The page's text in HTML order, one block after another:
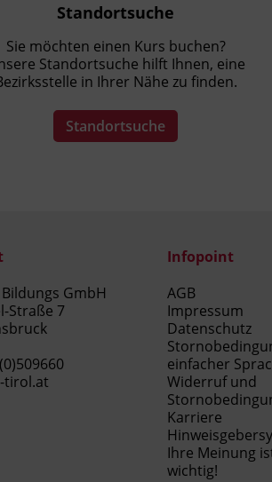
Standortsuche
Sie möchten einen Kurs buchen?
Standortsuche hilft Ihnen, eine
in Ihrer Nähe zu finden.
Standortsuche
GmbH
Straße 7
tirol.at
Infopoint
AGB
Impressum
Datenschutz
einfacher
Widerruf und
Karriere
Ihre Meinung
wichtig!